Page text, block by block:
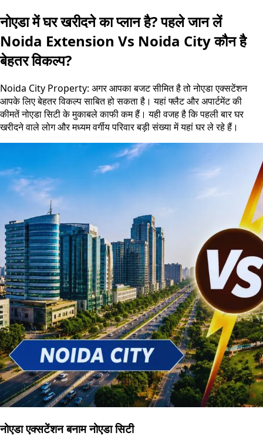
नोएडा में घर खरीदने का प्लान है? पहले जान लें
Noida Extension Vs Noida City कौन है
बेहतर विकल्प?
Noida City Property: अगर आपका बजट सीमित है तो नोएडा एक्सटेंशन
आपके लिए बेहतर विकल्प साबित हो सकता है। यहां फ्लैट और अपार्टमेंट की
कीमतें नोएडा सिटी के मुकाबले काफी कम हैं। यही वजह है कि पहली बार घर
खरीदने वाले लोग और मध्यम वर्गीय परिवार बड़ी संख्या में यहां घर ले रहे हैं।
नोएडा एक्सटेंशन बनाम नोएडा सिटी